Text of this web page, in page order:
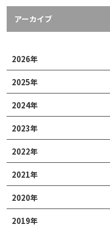
アーカイブ
2026年
2025年
2024年
2023年
2022年
2021年
2020年
2019年